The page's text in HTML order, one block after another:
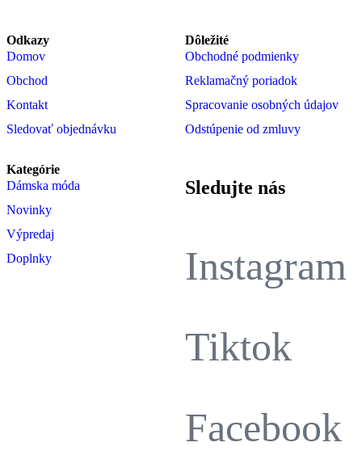
Odkazy
Domov
Obchod
Kontakt
Sledovať objednávku
Dôležité
Obchodné podmienky
Reklamačný poriadok
Spracovanie osobných údajov
Odstúpenie od zmluvy
Kategórie
Dámska móda
Novinky
Výpredaj
Doplnky
Sledujte nás
Instagram
Tiktok
Facebook